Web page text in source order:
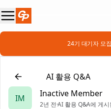
📣 24기 대기자 모
❓AI 활용 Q&A
IM
Inactive Member
2년 전·AI 활용 Q&A에 게시